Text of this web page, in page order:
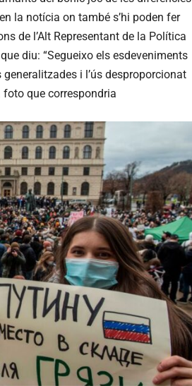
la notícia on també s’hi poden fer
de l’Alt Representant de la Política
diu: “Segueixo els esdeveniments
i l’ús desproporcionat
foto que correspondria